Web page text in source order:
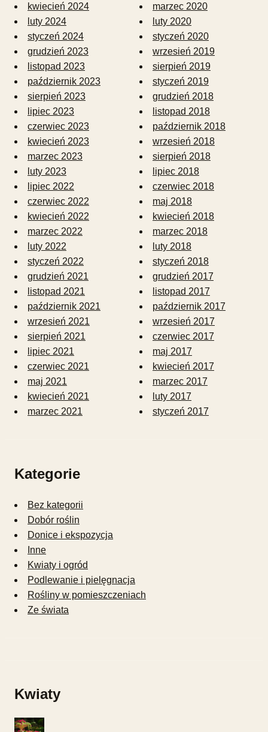
kwiecień 2024
luty 2024
styczeń 2024
grudzień 2023
listopad 2023
październik 2023
sierpień 2023
lipiec 2023
czerwiec 2023
kwiecień 2023
marzec 2023
luty 2023
lipiec 2022
czerwiec 2022
kwiecień 2022
marzec 2022
luty 2022
styczeń 2022
grudzień 2021
listopad 2021
październik 2021
wrzesień 2021
sierpień 2021
lipiec 2021
czerwiec 2021
maj 2021
kwiecień 2021
marzec 2021
marzec 2020
luty 2020
styczeń 2020
wrzesień 2019
sierpień 2019
styczeń 2019
grudzień 2018
listopad 2018
październik 2018
wrzesień 2018
sierpień 2018
lipiec 2018
czerwiec 2018
maj 2018
kwiecień 2018
marzec 2018
luty 2018
styczeń 2018
grudzień 2017
listopad 2017
październik 2017
wrzesień 2017
czerwiec 2017
maj 2017
kwiecień 2017
marzec 2017
luty 2017
styczeń 2017
Kategorie
Bez kategorii
Dobór roślin
Donice i ekspozycja
Inne
Kwiaty i ogród
Podlewanie i pielęgnacja
Rośliny w pomieszczeniach
Ze świata
Kwiaty